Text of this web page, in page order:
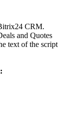
CRM.
and Quotes
text of the script